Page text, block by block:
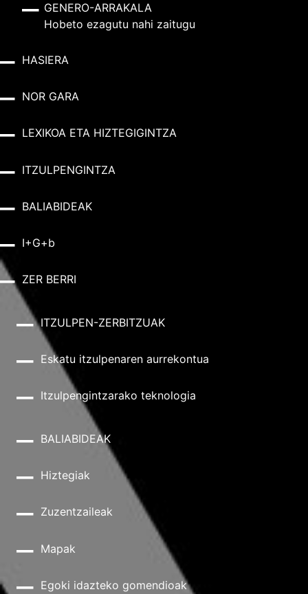
GENERO-ARRAKALA
Hobeto ezagutu nahi zaitugu
HASIERA
NOR GARA
LEXIKOA ETA HIZTEGIGINTZA
ITZULPENGINTZA
BALIABIDEAK
I+G+b
ZER BERRI
ITZULPEN-ZERBITZUAK
Eskatu itzulpenaren aurrekontua
Itzulpengintzarako teknologia
BALIABIDEAK
Hiztegiak
Zuzentzaileak
Mapak
Egoki idazteko gomendioak